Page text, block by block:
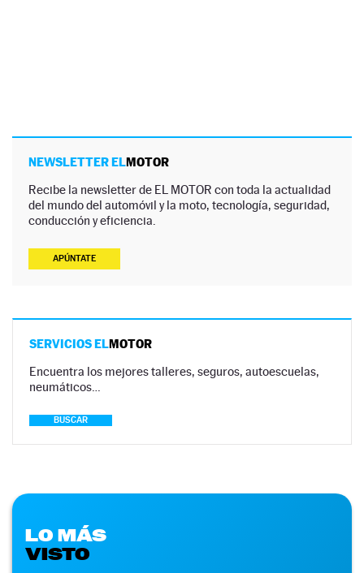
NEWSLETTER ELMOTOR
Recibe la newsletter de EL MOTOR con toda la actualidad
del mundo del automóvil y la moto, tecnología, seguridad,
conducción y eficiencia.
APÚNTATE
SERVICIOS ELMOTOR
Encuentra los mejores talleres, seguros, autoescuelas,
neumáticos…
BUSCAR
LO MÁS
VISTO